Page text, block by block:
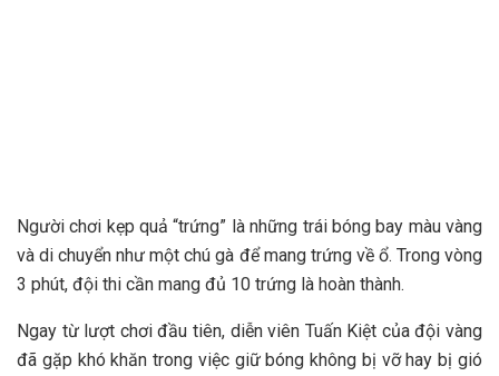
Người chơi kẹp quả “trứng” là những trái bóng bay màu vàng
và di chuyển như một chú gà để mang trứng về ổ. Trong vòng
3 phút, đội thi cần mang đủ 10 trứng là hoàn thành.
Ngay từ lượt chơi đầu tiên, diễn viên Tuấn Kiệt của đội vàng
đã gặp khó khăn trong việc giữ bóng không bị vỡ hay bị gió